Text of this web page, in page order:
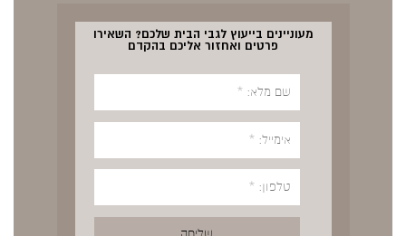
מעוניינים בייעוץ לגבי הבית שלכם? השאירו
פרטים ואחזור אליכם בהקדם